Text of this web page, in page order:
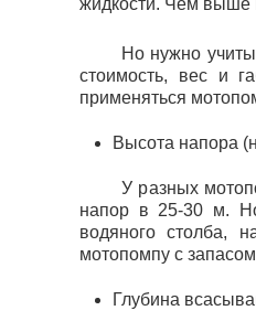
Но нужно
стоимость, вес и
применяться
Высота напора
У разных
напор в 25-30 м. Но
водяного столба,
мотопомпу с
Глубина